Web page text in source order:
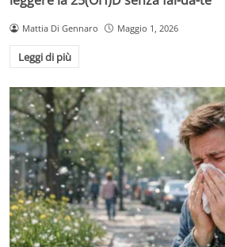
Mattia Di Gennaro Maggio 1, 2026
Leggi di più